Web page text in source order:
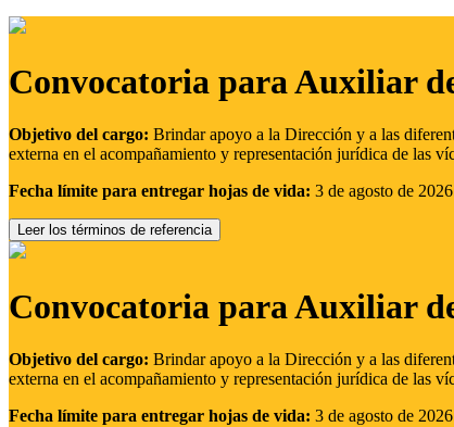
Convocatoria para Auxiliar
Objetivo del cargo: Brindar apoyo a la Dirección y a las
externa en el acompañamiento y representación jurídica de las
Fecha límite para entregar hojas de vida: 3 de agosto de
Leer los términos de referencia
Convocatoria para Auxiliar
Objetivo del cargo: Brindar apoyo a la Dirección y a las
externa en el acompañamiento y representación jurídica de las
Fecha límite para entregar hojas de vida: 3 de agosto de